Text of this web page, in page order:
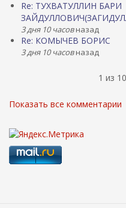
Re: ТУХВАТУЛЛИН БАРИ
3 дня 10 часовназад
Re: КОМЫЧЕВ БОРИС
3 дня 10 часовназад
1 из
Показать все комментарии